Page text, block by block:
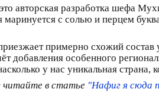
авторская разработка шефа
маринуется с солью и перцем
примерно схожий
добавления особенного
у нас уникальная
читайте в статье "Нафиг я сюда